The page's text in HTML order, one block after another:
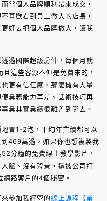
當個人品牌順利帶來成交，
喜歡看到員工做大的店長，
好去把個人品牌做大，讓我
過國際超級房仲，每個月就
這些客源不但是免費來的，
更有信任感，那麼擁有大量
業務能力再差、話術技巧再
業其實業績很難差到哪去。
冒1-2泡，平均年業績都可以
469萬過，如果你也想複製我
分鐘的免費線上教學影片，
脈、沒有背景，還被公司打
路客戶的4個秘密。
參加我經營的線上課程【業